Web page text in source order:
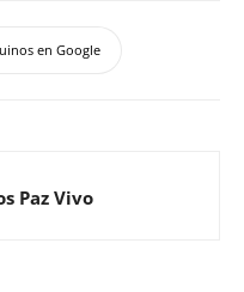
en Google
Paz Vivo